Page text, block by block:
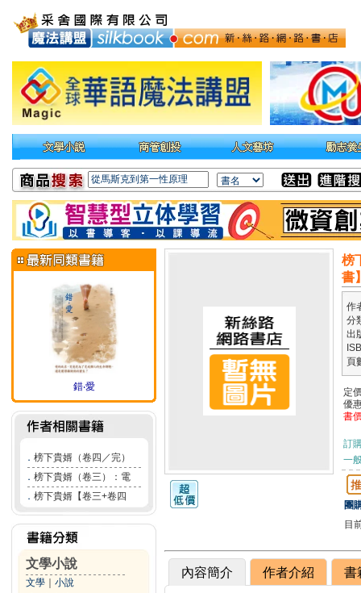
錯‧愛
． 榜下貴婿（卷四／完）
． 榜下貴婿（卷三）：電
． 榜下貴婿【卷三+卷四
文學小說
文學 小說
榜
書
作
分
出
頁
定
優
書
訂
一
團
目
內容簡介 作者介紹 書